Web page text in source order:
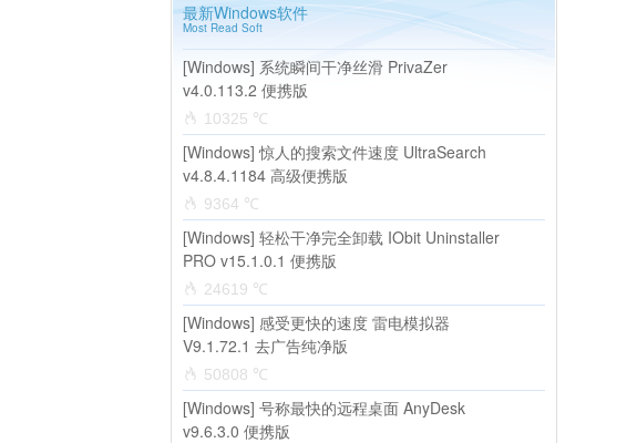
最新Windows软件
Most Read Soft
[Windows] 系统瞬间干净丝滑 PrivaZer
v4.0.113.2 便携版
10325 ℃
[Windows] 惊人的搜索文件速度 UltraSearch
v4.8.4.1184 高级便携版
9364 ℃
[Windows] 轻松干净完全卸载 IObit Uninstaller
PRO v15.1.0.1 便携版
24619 ℃
[Windows] 感受更快的速度 雷电模拟器
V9.1.72.1 去广告纯净版
50808 ℃
[Windows] 号称最快的远程桌面 AnyDesk
v9.6.3.0 便携版